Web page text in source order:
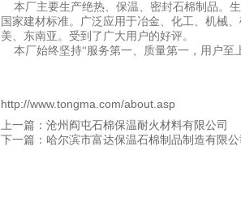
本厂主要生产绝热、保温、密封石棉制品。
国家建材标准。广泛应用于冶金、化工、机械
美、东南亚。受到了广大用户的好评。
本厂始终坚持“服务第一、质量第一，用户至
http://www.tongma.com/about.asp
上一篇：沧州阎屯石棉保温耐火材料有限公司
下一篇：哈尔滨市富达保温石棉制品制造有限公